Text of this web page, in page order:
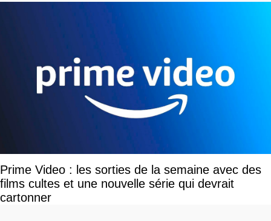
Prime Video : les sorties de la semaine avec des
films cultes et une nouvelle série qui devrait
cartonner